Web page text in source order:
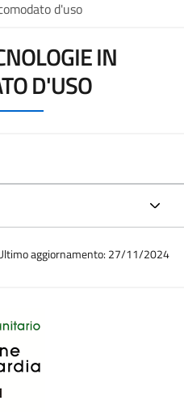
d'uso
IN
D'USO
aggiornamento: 27/11/2024